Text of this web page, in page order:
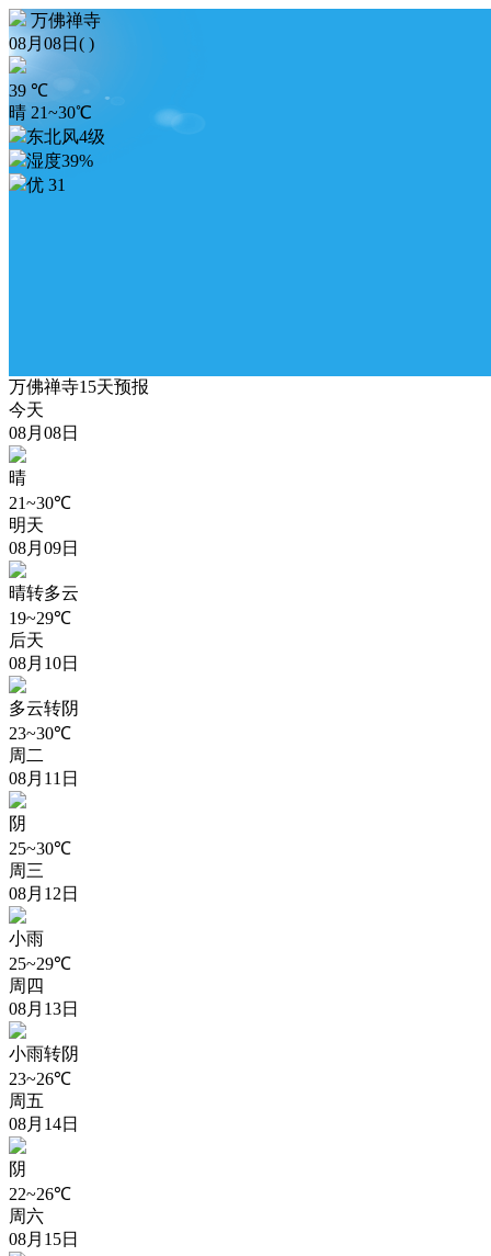
万佛禅寺
08月08日( )
39 ℃
晴 21~30℃
东北风4级
湿度39%
优 31
万佛禅寺15天预报
今天
08月08日
晴
21~30℃
明天
08月09日
晴转多云
19~29℃
后天
08月10日
多云转阴
23~30℃
周二
08月11日
阴
25~30℃
周三
08月12日
小雨
25~29℃
周四
08月13日
小雨转阴
23~26℃
周五
08月14日
阴
22~26℃
周六
08月15日